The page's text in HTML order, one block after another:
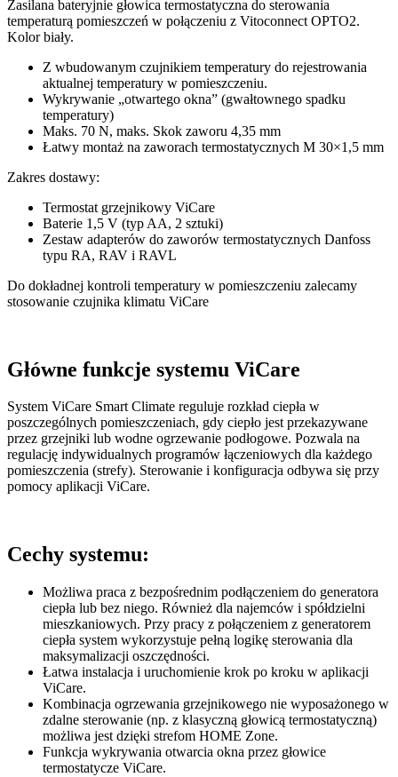
Zasilana bateryjnie głowica termostatyczna do sterowania
temperaturą pomieszczeń w połączeniu z Vitoconnect OPTO2.
Kolor biały.
Z wbudowanym czujnikiem temperatury do rejestrowania
aktualnej temperatury w pomieszczeniu.
Wykrywanie „otwartego okna” (gwałtownego spadku
temperatury)
Maks. 70 N, maks. Skok zaworu 4,35 mm
Łatwy montaż na zaworach termostatycznych M 30×1,5 mm
Zakres dostawy:
Termostat grzejnikowy ViCare
Baterie 1,5 V (typ AA, 2 sztuki)
Zestaw adapterów do zaworów termostatycznych Danfoss
typu RA, RAV i RAVL
Do dokładnej kontroli temperatury w pomieszczeniu zalecamy
stosowanie czujnika klimatu ViCare
Główne funkcje systemu ViCare
System ViCare Smart Climate reguluje rozkład ciepła w
poszczególnych pomieszczeniach, gdy ciepło jest przekazywane
przez grzejniki lub wodne ogrzewanie podłogowe. Pozwala na
regulację indywidualnych programów łączeniowych dla każdego
pomieszczenia (strefy). Sterowanie i konfiguracja odbywa się przy
pomocy aplikacji ViCare.
Cechy systemu:
Możliwa praca z bezpośrednim podłączeniem do generatora
ciepła lub bez niego. Również dla najemców i spółdzielni
mieszkaniowych. Przy pracy z połączeniem z generatorem
ciepła system wykorzystuje pełną logikę sterowania dla
maksymalizacji oszczędności.
Łatwa instalacja i uruchomienie krok po kroku w aplikacji
ViCare.
Kombinacja ogrzewania grzejnikowego nie wyposażonego w
zdalne sterowanie (np. z klasyczną głowicą termostatyczną)
możliwa jest dzięki strefom HOME Zone.
Funkcja wykrywania otwarcia okna przez głowice
termostatycze ViCare.